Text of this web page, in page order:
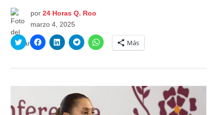
por 24 Horas Q. Roo
marzo 4, 2025
Haz
clic
en
abre
una
ventana
nueva)
Haz
clic
en
abre
ventana
nueva)
Haz
clic
en
abre
una
ventana
nueva)
Haz
clic
en
abre
una
ventana
nueva)
Haz
clic
para
en
abre
Más